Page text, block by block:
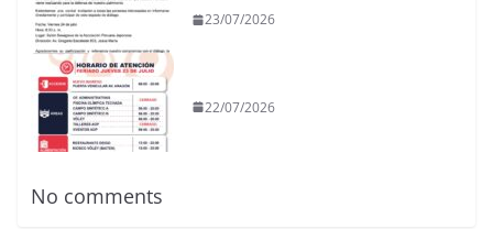
23/07/2026
22/07/2026
No comments